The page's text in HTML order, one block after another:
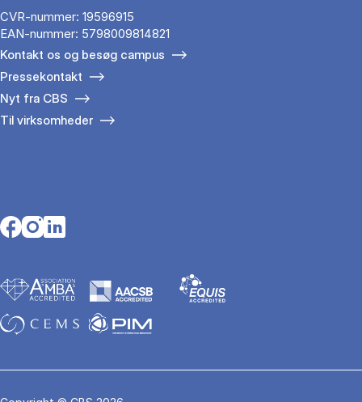
CVR-nummer: 19596915
EAN-nummer: 5798009814821
Kontakt os og besøg campus
Pressekontakt
Nyt fra CBS
Til virksomheder
Opens in a new tab
Opens in a new tab
Opens in a new tab